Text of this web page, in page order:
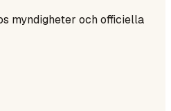
myndigheter och officiella